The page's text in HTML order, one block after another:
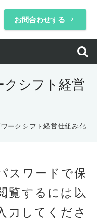
お問合わせする keyboard_arrow_right
クシフト経営
ークシフト経営仕組み化
スワードで保
覧するには以
力してくださ